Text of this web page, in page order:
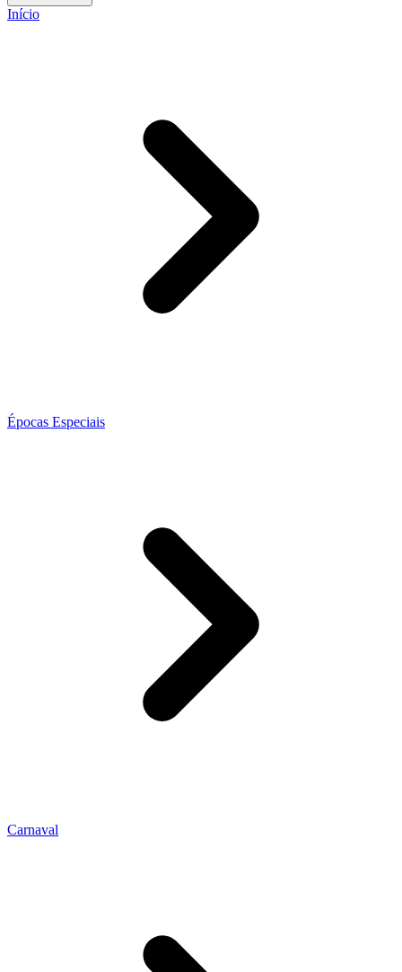
Início
Épocas Especiais
Carnaval